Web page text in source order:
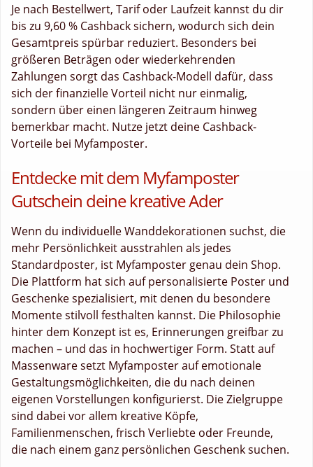
Je nach Bestellwert, Tarif oder Laufzeit kannst du dir
bis zu 9,60 % Cashback sichern, wodurch sich dein
Gesamtpreis spürbar reduziert. Besonders bei
größeren Beträgen oder wiederkehrenden
Zahlungen sorgt das Cashback-Modell dafür, dass
sich der finanzielle Vorteil nicht nur einmalig,
sondern über einen längeren Zeitraum hinweg
bemerkbar macht. Nutze jetzt deine Cashback-
Vorteile bei Myfamposter.
Entdecke mit dem Myfamposter
Gutschein deine kreative Ader
Wenn du individuelle Wanddekorationen suchst, die
mehr Persönlichkeit ausstrahlen als jedes
Standardposter, ist Myfamposter genau dein Shop.
Die Plattform hat sich auf personalisierte Poster und
Geschenke spezialisiert, mit denen du besondere
Momente stilvoll festhalten kannst. Die Philosophie
hinter dem Konzept ist es, Erinnerungen greifbar zu
machen – und das in hochwertiger Form. Statt auf
Massenware setzt Myfamposter auf emotionale
Gestaltungsmöglichkeiten, die du nach deinen
eigenen Vorstellungen konfigurierst. Die Zielgruppe
sind dabei vor allem kreative Köpfe,
Familienmenschen, frisch Verliebte oder Freunde,
die nach einem ganz persönlichen Geschenk suchen.